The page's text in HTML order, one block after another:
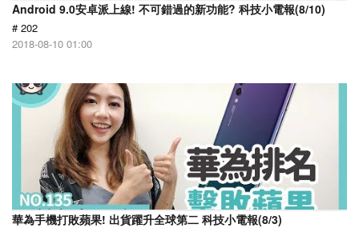
Android 9.0安卓派上線! 不可錯過的新功能? 科技小電報(8/10)
# 202
2018-08-10 01:00
華為手機打敗蘋果! 出貨躍升全球第二 科技小電報(8/3)